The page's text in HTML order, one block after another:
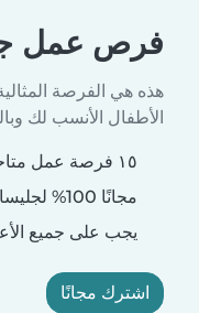
فرص عمل
هذه هي الفرصة
الأطفال الأنسب لك
١٥ فرصة عمل متاحة لجليسات الأطفال في مكة المكرمة
مجانًا 100% لجليسات الأطفال
يجب على جميع
اشترك مجانًا